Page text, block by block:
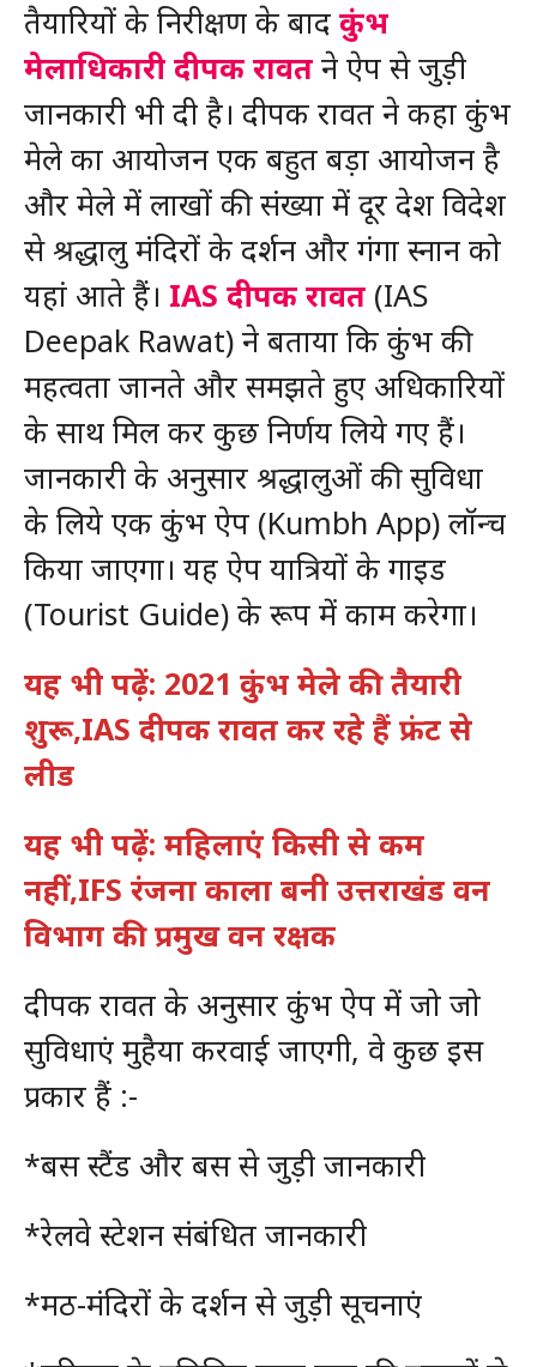
तैयारियों के निरीक्षण के बाद कुंभ
मेलाधिकारी दीपक रावतने ऐप से जुड़ी
जानकारी भी दी है। दीपक रावत ने कहा कुंभ
मेले का आयोजन एक बहुत बड़ा आयोजन है
और मेले में लाखों की संख्या में दूर देश विदेश
से श्रद्धालु मंदिरों के दर्शन और गंगा स्नान को
यहां आते हैं। IAS दीपक रावत(IAS
Deepak Rawat) ने बताया कि कुंभ की
महत्वता जानते और समझते हुए अधिकारियों
के साथ मिल कर कुछ निर्णय लिये गए हैं।
जानकारी के अनुसार श्रद्धालुओं की सुविधा
के लिये एक कुंभ ऐप (Kumbh App) लॉन्च
किया जाएगा। यह ऐप यात्रियों के गाइड
(Tourist Guide) के रूप में काम करेगा।
यह भी पढ़ें: 2021 कुंभ मेले की तैयारी
शुरू,IAS दीपक रावत कर रहे हैं फ्रंट से
लीड
यह भी पढ़ें: महिलाएं किसी से कम
नहीं,IFS रंजना काला बनी उत्तराखंड वन
विभाग की प्रमुख वन रक्षक
दीपक रावत के अनुसार कुंभ ऐप में जो जो
सुविधाएं मुहैया करवाई जाएगी, वे कुछ इस
प्रकार हैं :-
*बस स्टैंड और बस से जुड़ी जानकारी
*रेलवे स्टेशन संबंधित जानकारी
*मठ-मंदिरों के दर्शन से जुड़ी सूचनाएं